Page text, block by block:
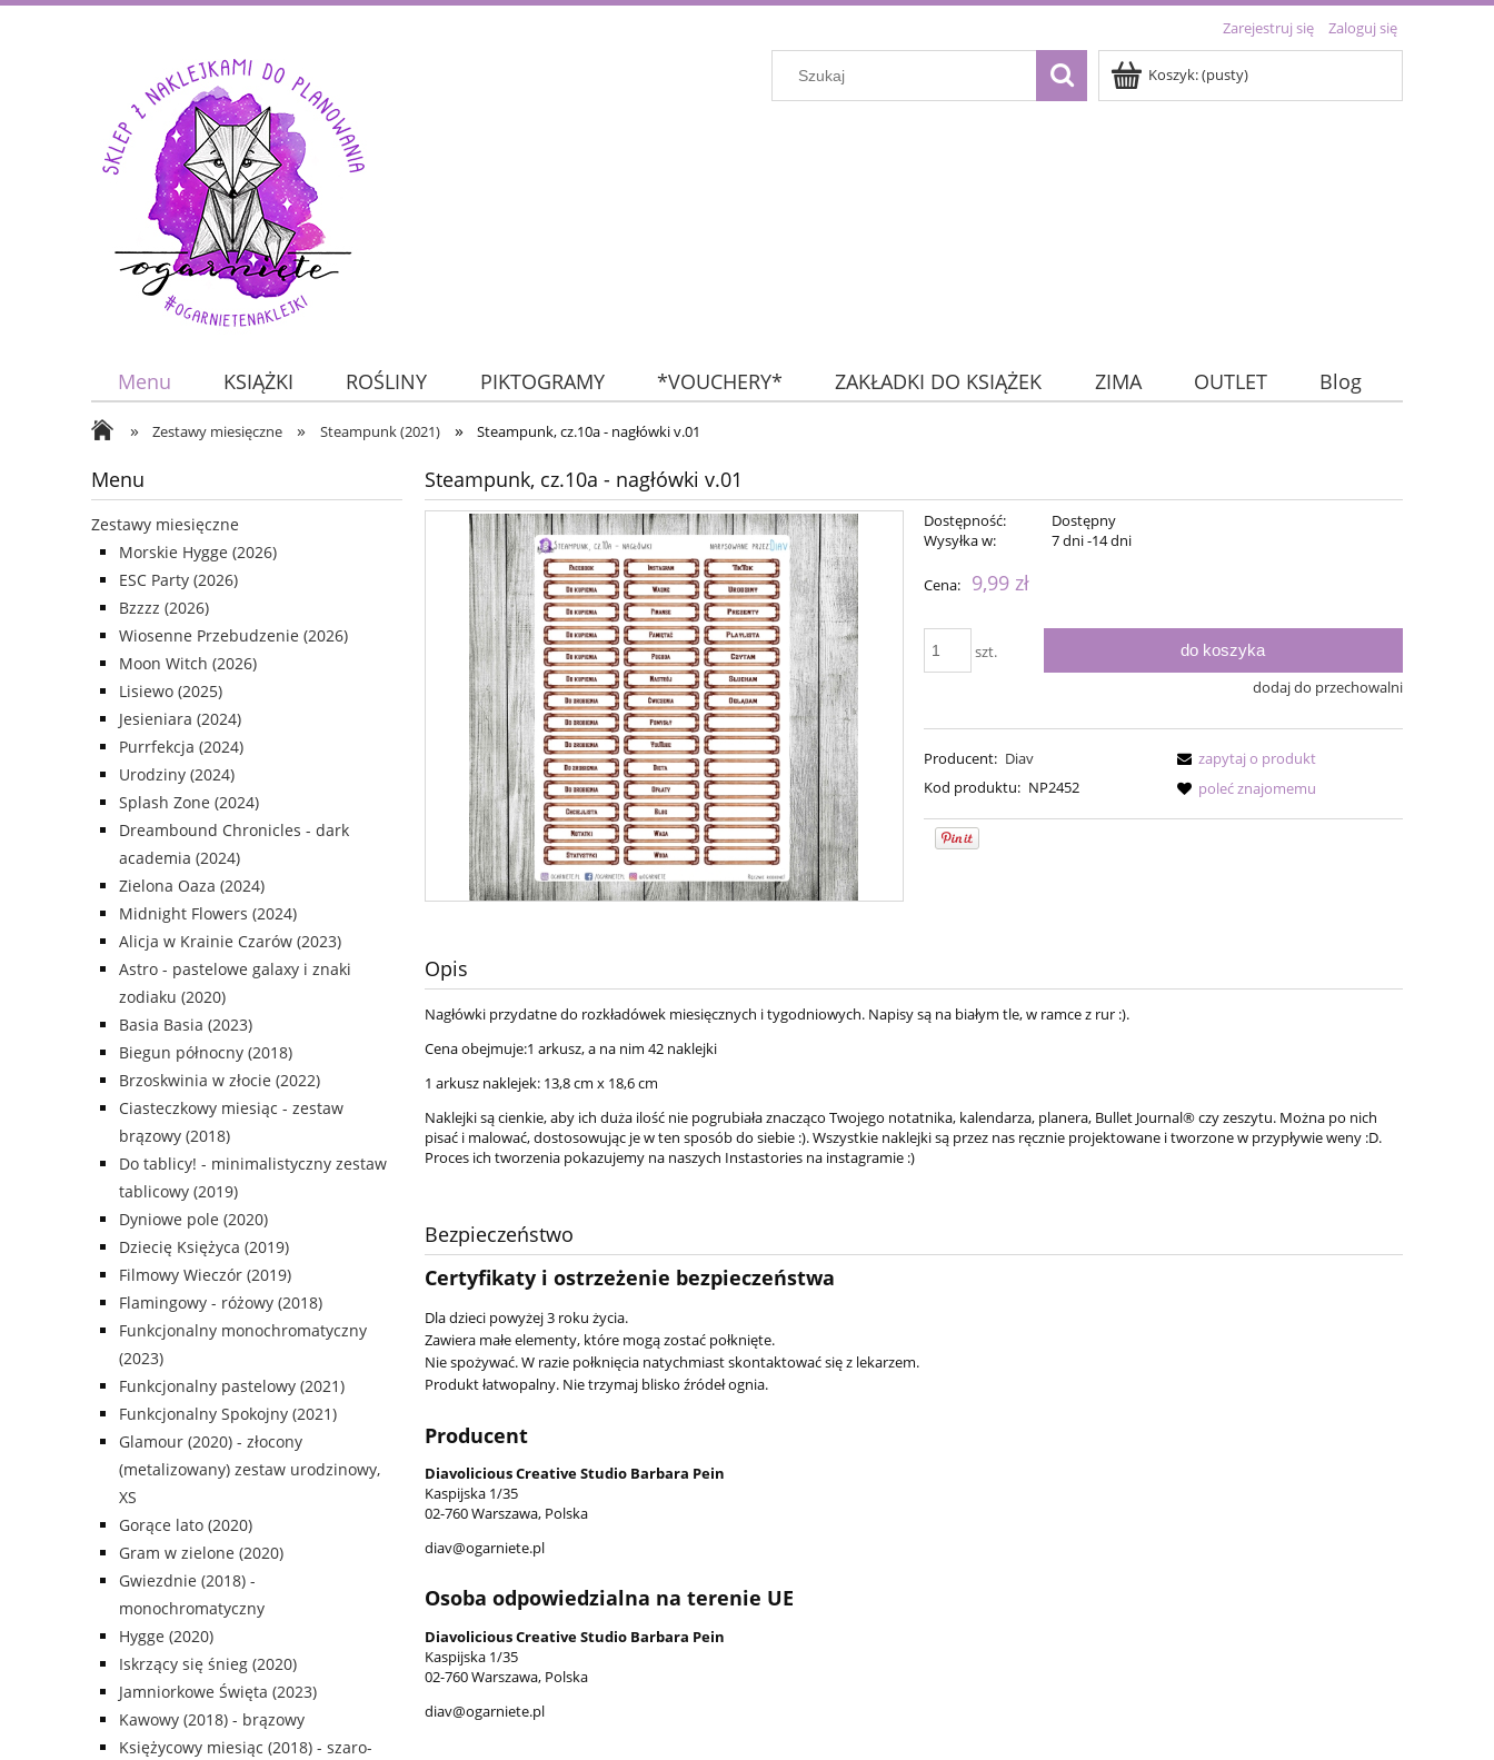
Zarejestruj się Zaloguj się
Koszyk:(pusty)
Menu KSIĄŻKI ROŚLINY PIKTOGRAMY *VOUCHERY* ZAKŁADKI DO KSIĄŻEK ZIMA OUTLET
Blog
JESIEŃ
ZWIERZĘTA O nas KROPKI FLAGI
KALENDARZE
DO PLANOWANIA ZESTAWY MIESIĘCZNE
Diavolicious
WIOSNA
» Zestawy miesięczne » Steampunk (2021) » Steampunk, cz.10a - nagłówki v.01
Menu
Zestawy miesięczne
Morskie Hygge (2026)
ESC Party (2026)
Bzzzz (2026)
Wiosenne Przebudzenie (2026)
Moon Witch (2026)
Lisiewo (2025)
Jesieniara (2024)
Purrfekcja (2024)
Urodziny (2024)
Splash Zone (2024)
Dreambound Chronicles - dark
academia (2024)
Zielona Oaza (2024)
Midnight Flowers (2024)
Alicja w Krainie Czarów (2023)
Astro - pastelowe galaxy i znaki
zodiaku (2020)
Basia Basia (2023)
Biegun północny (2018)
Brzoskwinia w złocie (2022)
Ciasteczkowy miesiąc - zestaw
brązowy (2018)
Do tablicy! - minimalistyczny zestaw
tablicowy (2019)
Dyniowe pole (2020)
Dziecię Księżyca (2019)
Filmowy Wieczór (2019)
Flamingowy - różowy (2018)
Funkcjonalny monochromatyczny
(2023)
Funkcjonalny pastelowy (2021)
Funkcjonalny Spokojny (2021)
Glamour (2020) - złocony
(metalizowany) zestaw urodzinowy,
XS
Gorące lato (2020)
Gram w zielone (2020)
Gwiezdnie (2018) -
monochromatyczny
Hygge (2020)
Iskrzący się śnieg (2020)
Jamniorkowe Święta (2023)
Kawowy (2018) - brązowy
Księżycowy miesiąc (2018) - szaro-
Steampunk, cz.10a - nagłówki v.01
Dostępność:
Dostępny
Wysyłka w:
7 dni -14 dni
Cena: 9,99 zł
szt. do koszyka
dodaj do przechowalni
Producent: Diav
Kod produktu: NP2452
zapytaj o produkt
poleć znajomemu
Opis
Nagłówki przydatne do rozkładówek miesięcznych i tygodniowych. Napisy są na białym tle, w ramce z rur :).
Cena obejmuje:1 arkusz, a na nim 42 naklejki
1 arkusz naklejek: 13,8 cm x 18,6 cm
Naklejki są cienkie, aby ich duża ilość nie pogrubiała znacząco Twojego notatnika, kalendarza, planera, Bullet Journal® czy zeszytu. Można po nich
pisać i malować, dostosowując je w ten sposób do siebie :). Wszystkie naklejki są przez nas ręcznie projektowane i tworzone w przypływie weny :D.
Proces ich tworzenia pokazujemy na naszych Instastories na instagramie :)
Bezpieczeństwo
Certyfikaty i ostrzeżenie bezpieczeństwa
Dla dzieci powyżej 3 roku życia.
Zawiera małe elementy, które mogą zostać połknięte.
Nie spożywać. W razie połknięcia natychmiast skontaktować się z lekarzem.
Produkt łatwopalny. Nie trzymaj blisko źródeł ognia.
Producent
Diavolicious Creative Studio Barbara Pein
Kaspijska 1/35
02-760 Warszawa, Polska
diav@ogarniete.pl
Osoba odpowiedzialna na terenie UE
Diavolicious Creative Studio Barbara Pein
Kaspijska 1/35
02-760 Warszawa, Polska
diav@ogarniete.pl